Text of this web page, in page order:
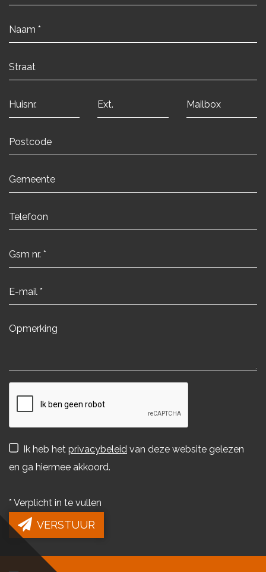
Ik heb het privacybeleid van deze website gelezen
en ga hiermee akkoord.
* Verplicht in te vullen
VERSTUUR